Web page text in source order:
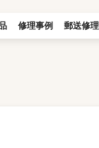
修理事例 郵送修理